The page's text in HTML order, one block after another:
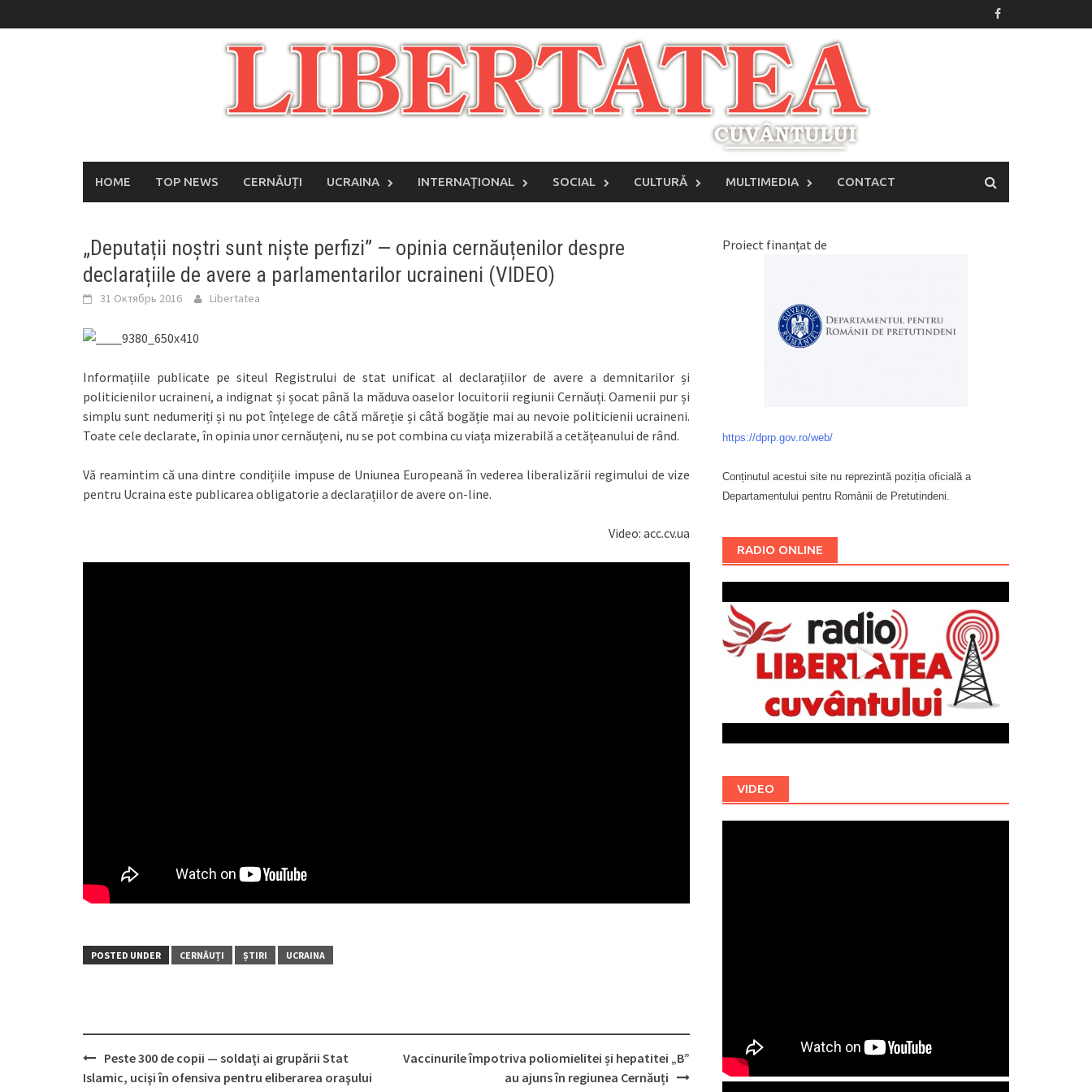
to
HOME TOP NEWS CERNĂUȚI UCRAINA INTERNAŢIONAL SOCIAL CULTURĂ MULTIMEDIA CONTACT
„Deputații noștri sunt niște perfizi” — opinia cernăuțenilor despre
declarațiile de avere a parlamentarilor ucraineni (VIDEO)
31 Октябрь 2016 Libertatea
Informațiile publicate pe siteul Registrului de stat unificat al declarațiilor de avere a demnitarilor și
politicienilor ucraineni, a indignat și șocat până la măduva oaselor locuitorii regiunii Cernăuți. Oamenii pur și
simplu sunt nedumeriți și nu pot înțelege de câtă măreție și câtă bogăție mai au nevoie politicienii ucraineni.
Toate cele declarate, în opinia unor cernăuțeni, nu se pot combina cu viața mizerabilă a cetățeanului de rând.
Vă reamintim că una dintre condițiile impuse de Uniunea Europeană în vederea liberalizării regimului de vize
pentru Ucraina este publicarea obligatorie a declarațiilor de avere on-line.
Video: acc.cv.ua
POSTED UNDER CERNĂUȚI ȘTIRI UCRAINA
Post
Peste 300 de copii — soldaţi ai grupării Stat
Islamic, ucişi în ofensiva pentru eliberarea oraşului
Vaccinurile împotriva poliomielitei și hepatitei „B”
au ajuns în regiunea Cernăuți
Proiect finanțat de
https://dprp.gov.ro/web/
Conținutul acestui site nu reprezintă poziția oficială a
Departamentului pentru Românii de Pretutindeni.
RADIO ONLINE
VIDEO